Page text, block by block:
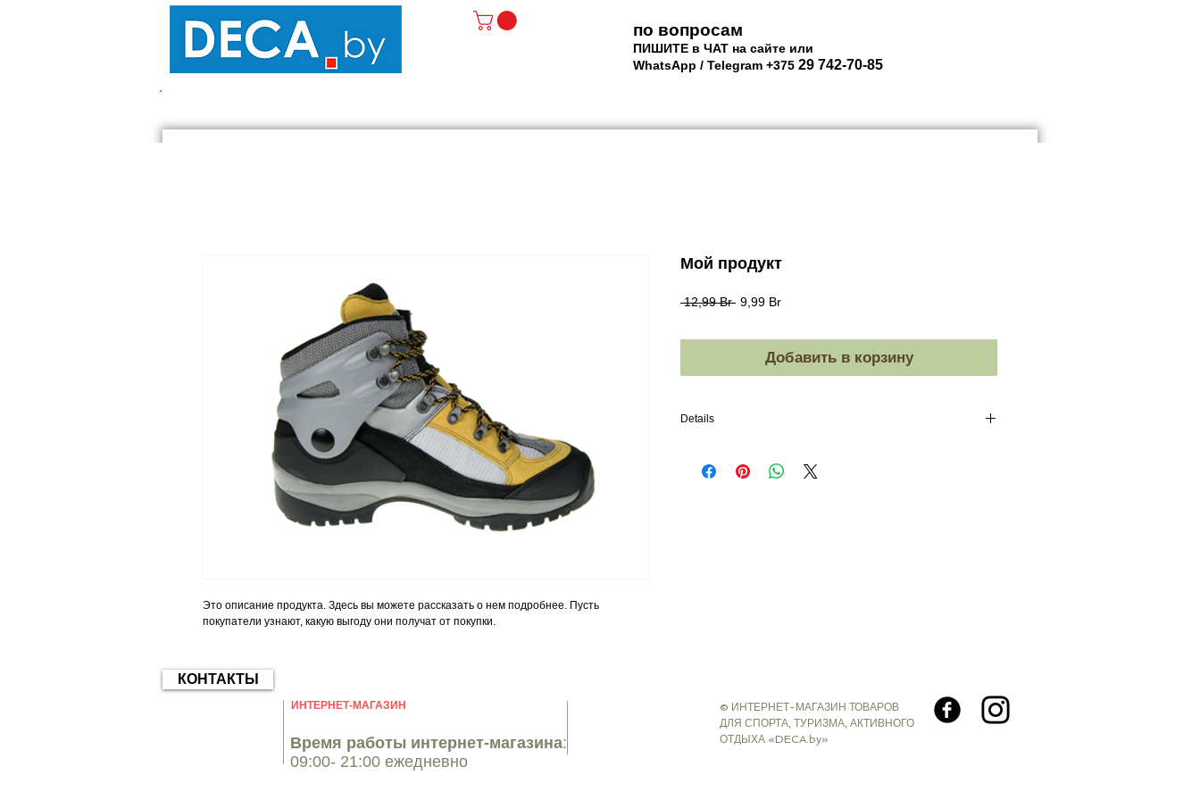
по вопросам
ПИШИТЕ в ЧАТ на сайте или
WhatsApp / Telegram +375 29 742-70-85
Это описание продукта. Здесь вы можете рассказать о нем подробнее. Пусть
покупатели узнают, какую выгоду они получат от покупки.
Мой продукт
12,99 Br Обычная
9,99 BrСпеццена
Добавить в корзину
Details
указать всю необходимую информацию: размеры,
КОНТАКТЫ
ИНТЕРНЕТ-МАГАЗИН
Время работы интернет-магазина:
09:00- 21:00 ежедневно
© ИНТЕРНЕТ-МАГАЗИН ТОВАРОВ
ДЛЯ СПОРТА, ТУРИЗМА, АКТИВНОГО
ОТДЫХА «DECA.by»